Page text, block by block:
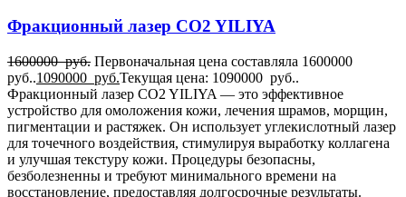
Фракционный лазер CO2 YILIYA
1600000руб. Первоначальная цена составляла 1600000
руб..1090000 руб.Текущая цена: 1090000 руб..
Фракционный лазер CO2 YILIYA — это эффективное
устройство для омоложения кожи, лечения шрамов, морщин,
пигментации и растяжек. Он использует углекислотный лазер
для точечного воздействия, стимулируя выработку коллагена
и улучшая текстуру кожи. Процедуры безопасны,
безболезненны и требуют минимального времени на
восстановление, предоставляя долгосрочные результаты.